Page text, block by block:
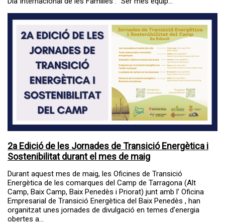
2a Edició de les Jornades de Transició Energètica i
Sostenibilitat durant el mes de maig
Durant aquest mes de maig, les Oficines de Transició
Energètica de les comarques del Camp de Tarragona (Alt
Camp, Baix Camp, Baix Penedès i Priorat) junt amb l’ Oficina
Empresarial de Transició Energètica del Baix Penedès , han
organitzat unes jornades de divulgació en temes d’energia
obertes a...